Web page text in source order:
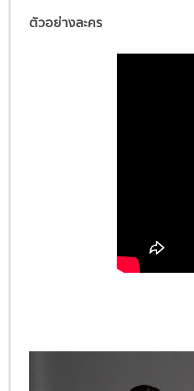
ตัวอย่างละคร